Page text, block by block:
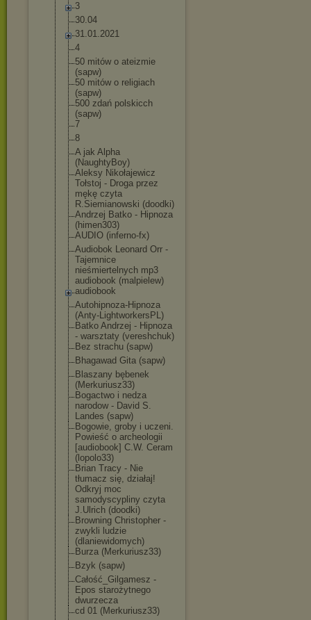
3
30.04
31.01.2021
4
50 mitów o ateizmie
(sapw)
50 mitów o religiach
(sapw)
500 zdań polskicch
(sapw)
7
8
A jak Alpha
(NaughtyBoy)
Aleksy Nikołajewicz
Tołstoj - Droga przez
mękę czyta
R.Siemianowski (doodki)
Andrzej Batko - Hipnoza
(himen303)
AUDIO (inferno-fx)
Audiobok Leonard Orr -
Tajemnice
nieśmiertelnyc h mp3
audiobook (malpielew)
audiobook
Autohipnoza-Hipnoza
(Anty-LightworkersPL)
Batko Andrzej - Hipnoza
- warsztaty (vereshchuk)
Bez strachu (sapw)
Bhagawad Gita (sapw)
Blaszany bębenek
(Merkuriusz33)
Bogactwo i nedza
narodow - David S.
Landes (sapw)
Bogowie, groby i uczeni.
Powieść o archeologii
[audiobook] C.W. Ceram
(lopolo33)
Brian Tracy - Nie
tłumacz się, działaj!
Odkryj moc
samodyscypliny czyta
J.Ulrich (doodki)
Browning Christopher -
zwykli ludzie
(dlaniewidomyc h)
Burza (Merkuriusz33)
Bzyk (sapw)
Całość_Gilgamesz -
Epos starożytnego
dwurzecza
cd 01 (Merkuriusz33)